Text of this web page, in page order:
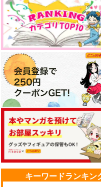
そこそこ明るい家族計
画
ムッ天下！
550円（税込）
イデア×アズール
サンプル
作品詳細
悪いあ
629円
イデア
再録集 煙るような光
ザザ降り
専売 3,573円（税込）
その他
イデア×アズール
サンプル
カート
ぼくら
coto
専売
その他
イデ
キーワードランキ